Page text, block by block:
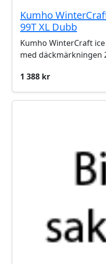
Kumho
99T XL Dubb
Kumho WinterCraft
med däckmärkningen
1 388 kr